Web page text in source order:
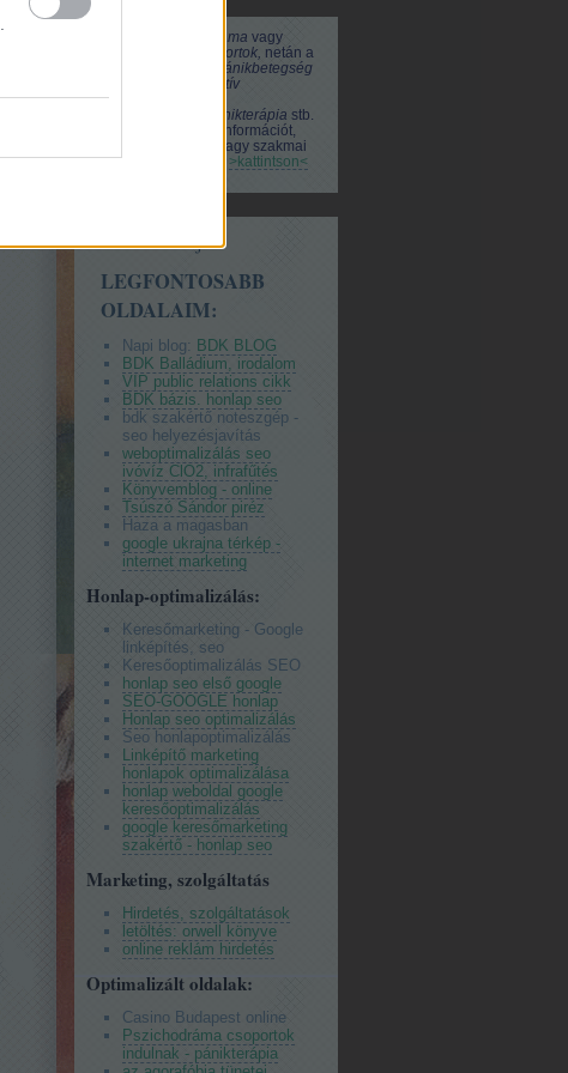
pszichodráma vagy
pszichodráma csoportok, netán a
viselkedészavar - pánikbetegség
- agorafóbia - kognitív
viselkedésterápia -
pszichoterápia - pánikterápia stb.
témában hirdetne, információt,
ismertető anyagot vagy szakmai
cikket tenne közzé, >kattintson<
BDK virtuáléja
LEGFONTOSABB
OLDALAIM:
Napi blog: BDK BLOG
BDK Balládium, irodalom
VIP public relations cikk
BDK bázis. honlap seo
bdk szakértő noteszgép -
seo helyezésjavítás
weboptimalizálás seo
ivóvíz ClO2, infrafűtés
Könyvemblog - online
Tsúszó Sándor piréz
Haza a magasban
google ukrajna térkép -
internet marketing
Honlap-optimalizálás:
Keresőmarketing - Google
linképítés, seo
Keresőoptimalizálás SEO
honlap seo első google
SEO-GOOGLE honlap
Honlap seo optimalizálás
Seo honlapoptimalizálás
Linképítő marketing
honlapok optimalizálása
honlap weboldal google
keresőoptimalizálás
google keresőmarketing
szakértő - honlap seo
Marketing, szolgáltatás
Hirdetés, szolgáltatások
letöltés: orwell könyve
online reklám hirdetés
Optimalizált oldalak:
Casino Budapest online
Pszichodráma csoportok
indulnak - pánikterápia